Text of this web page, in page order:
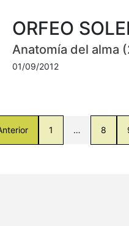
ORFEO
Anatomía del alma
01/09/2012
1 … 8